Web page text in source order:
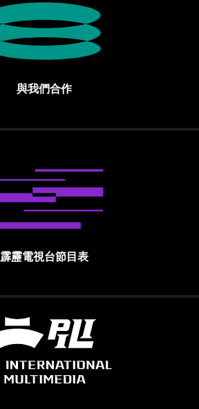
與我們合作
霹靂電視台節目表
霹靂國際多媒體股份有限公司 PILI